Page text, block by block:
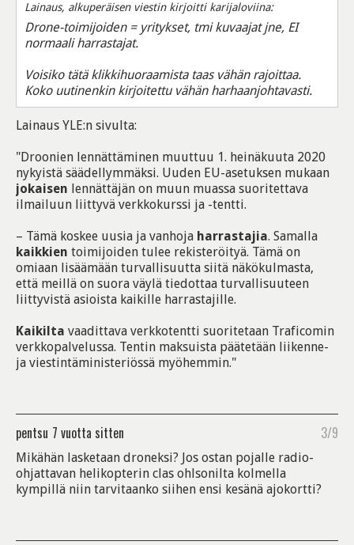
Lainaus, alkuperäisen viestin kirjoitti karijaloviina:
Drone-toimijoiden = yritykset, tmi kuvaajat jne, EI
normaali harrastajat.
Voisiko tätä klikkihuoraamista taas vähän rajoittaa.
Koko uutinenkin kirjoitettu vähän harhaanjohtavasti.
Lainaus YLE:n sivulta:
"Droonien lennättäminen muuttuu 1. heinäkuuta 2020
nykyistä säädellymmäksi. Uuden EU-asetuksen mukaan
jokaisen lennättäjän on muun muassa suoritettava
ilmailuun liittyvä verkkokurssi ja -tentti.
– Tämä koskee uusia ja vanhoja harrastajia. Samalla
kaikkien toimijoiden tulee rekisteröityä. Tämä on
omiaan lisäämään turvallisuutta siitä näkökulmasta,
että meillä on suora väylä tiedottaa turvallisuuteen
liittyvistä asioista kaikille harrastajille.
Kaikilta vaadittava verkkotentti suoritetaan Traficomin
verkkopalvelussa. Tentin maksuista päätetään liikenne-
ja viestintäministeriössä myöhemmin."
pentsu 7 vuotta sitten 3/9
Mikähän lasketaan droneksi? Jos ostan pojalle radio-
ohjattavan helikopterin clas ohlsonilta kolmella
kympillä niin tarvitaanko siihen ensi kesänä ajokortti?